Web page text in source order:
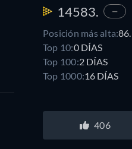
14583. —
Posición más alta:86.
Top 10:0 DÍAS
Top 100:2 DÍAS
Top 1000:16 DÍAS
406